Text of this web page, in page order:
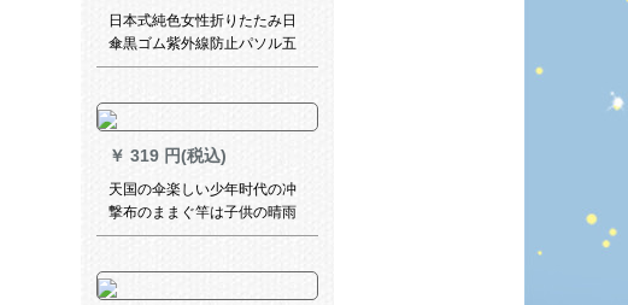
日本式純色女性折りたたみ日
傘黒ゴム紫外線防止パソル五
つ折りポケト傘晴雨兼用傘折
ト傘
￥ 319 円(税込)
天国の伞楽しい少年时代の冲
撃布のままぐ竿は子供の晴雨
兼用伞を开きます。